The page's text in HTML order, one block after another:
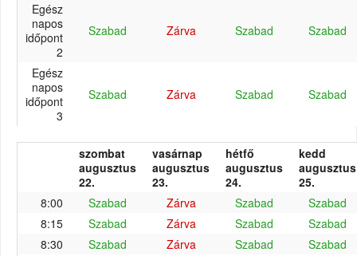
Egész
napos
időpont
2
Szabad Zárva Szabad Szabad
Egész
napos
időpont
3
Szabad Zárva Szabad Szabad
szombat
augusztus
22.
vasárnap
augusztus
23.
hétfő
augusztus
24.
kedd
augusztus
25.
8:00
Szabad Zárva Szabad
Szabad
8:15
Szabad Zárva Szabad
Szabad
8:30
Szabad Zárva Szabad
Szabad